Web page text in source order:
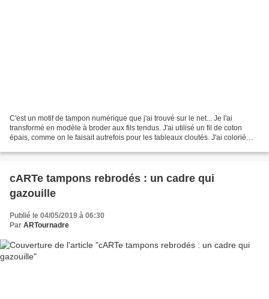
C'est un motif de tampon numérique que j'ai trouvé sur le net... Je l'ai
transformé en modèle à broder aux fils tendus. J'ai utilisé un fil de coton
épais, comme on le faisait autrefois pour les tableaux cloutés. J'ai colorié
cARTe tampons rebrodés : un cadre qui
gazouille
Publié le 04/05/2019 à 06:30
Par ARTournadre